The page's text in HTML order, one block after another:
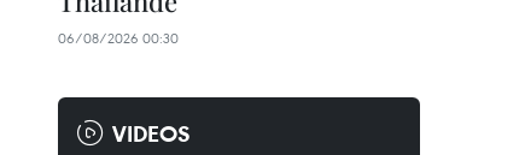
06/08/2026 00:30
VIDEOS